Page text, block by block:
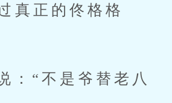
真正的佟格格
“不是爷替老八